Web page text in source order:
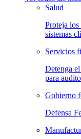
Salud
Proteja los
sistemas
Servicios
Detenga
para
Gobierno
Defensa